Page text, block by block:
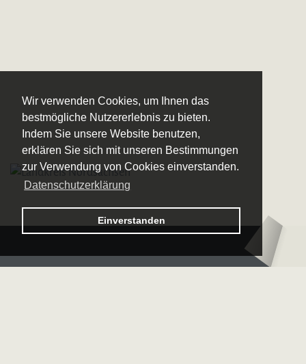
Wir verwenden Cookies, um Ihnen das
bestmögliche Nutzererlebnis zu bieten.
Indem Sie unsere Website benutzen,
erklären Sie sich mit unseren Bestimmungen
zur Verwendung von Cookies einverstanden.
Datenschutzerklärung
Einverstanden
Logo – Sächsische Bläserphilharmonie
Logo – Deutsche